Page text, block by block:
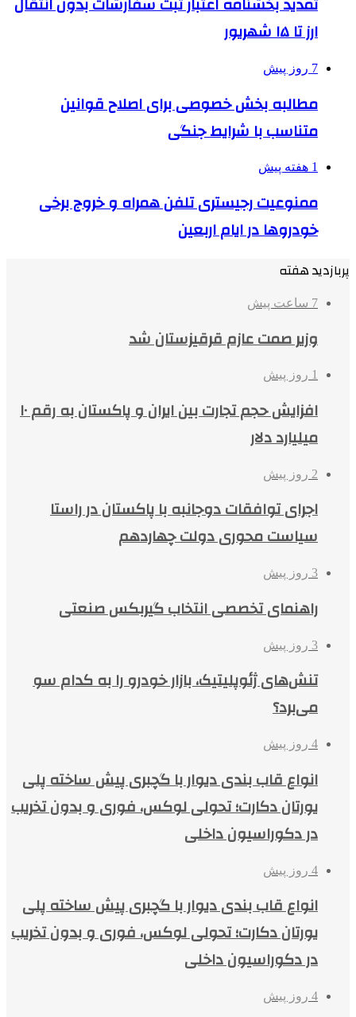
ارز تا ۱۵ شهریور
7 روز پیش
مطالبه بخش خصوصی برای اصلاح قوانین
متناسب با شرایط جنگی
1 هفته پیش
ممنوعیت رجیستری تلفن همراه و خروج برخی
خودروها در ایام اربعین
پربازدید هفته
7 ساعت پیش
وزیر صمت عازم قرقیزستان شد
1 روز پیش
افزایش حجم تجارت بین ایران و پاکستان به رقم ۱۰
میلیارد دلار
2 روز پیش
اجرای توافقات دوجانبه با پاکستان در راستا
سیاست محوری دولت چهاردهم
3 روز پیش
راهنمای تخصصی انتخاب گیربکس صنعتی
3 روز پیش
تنش‌های ژئوپلیتیک، بازار خودرو را به کدام سو
می‌برد؟
4 روز پیش
انواع قاب بندی دیوار با گچبری پیش ساخته پلی
یورتان دکارت؛ تحولی لوکس، فوری و بدون تخریب
در دکوراسیون داخلی
4 روز پیش
انواع قاب بندی دیوار با گچبری پیش ساخته پلی
یورتان دکارت؛ تحولی لوکس، فوری و بدون تخریب
در دکوراسیون داخلی
4 روز پیش